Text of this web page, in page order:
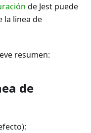
de Jest puede
la linea de
resumen:
de